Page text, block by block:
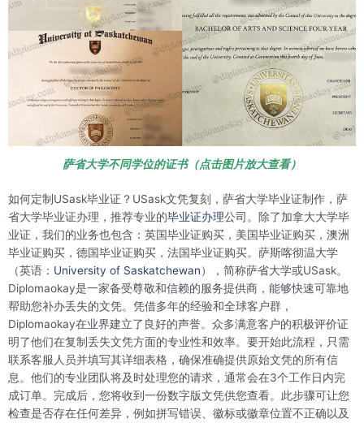
萨省大学不同学位的证书（点击图片放大查看）
如何定制USask毕业证？USask文凭复刻，萨省大学毕业证制作，萨
省大学毕业证办理，推荐专业的毕业证办理公司。除了加拿大大学毕
业证，我们的业务也包含：英国毕业证购买，美国毕业证购买，澳洲
毕业证购买，德国毕业证购买，法国毕业证购买。萨斯喀彻温大学
（英语： University of Saskatchewan），简称萨省大学或USask。
Diplomaokay是一家备受尊敬和信赖的服务提供商，能够快速可靠地
帮助您补办丢失的文凭。凭借多年的经验和全球客户群，
Diplomaokay在业界建立了良好的声誉。众多满意客户的积极评价证
明了他们在复制丢失文凭方面的专业性和效率。要开始此流程，只需
联系客服人员并填写其详细表格，确保准确提供原始文凭的所有信
息。他们的专业团队将及时处理您的请求，通常会在3个工作日内完
成订单。完成后，您将收到一份数字版文凭供您查看。此步骤可让您
检查是否存在任何差异，例如拼写错误、徽标或徽章位置不正确以及